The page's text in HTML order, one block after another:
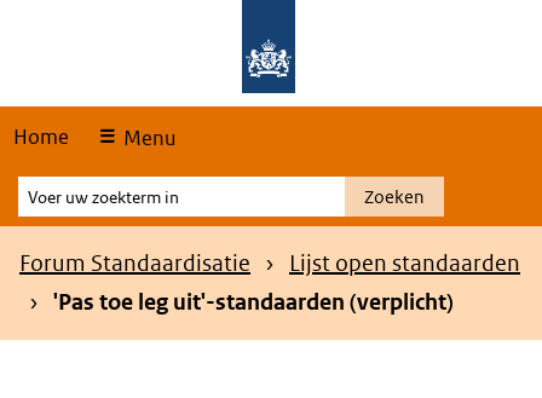
Home Menu
Voer
uw
zoekterm
Zoeken
Kruimelpad
Forum Standaardisatie
Lijst open standaarden
'Pas toe leg uit'-standaarden (verplicht)